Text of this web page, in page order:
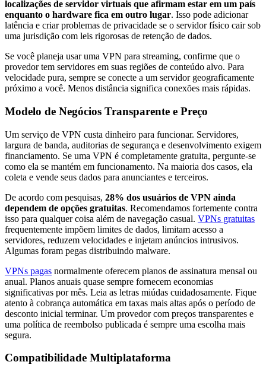
localizações de servidor virtuais que afirmam estar em um país
enquanto o hardware fica em outro lugar. Isso pode adicionar
latência e criar problemas de privacidade se o servidor físico cair sob
uma jurisdição com leis rigorosas de retenção de dados.
Se você planeja usar uma VPN para streaming, confirme que o
provedor tem servidores em suas regiões de conteúdo alvo. Para
velocidade pura, sempre se conecte a um servidor geograficamente
próximo a você. Menos distância significa conexões mais rápidas.
Modelo de Negócios Transparente e Preço
Um serviço de VPN custa dinheiro para funcionar. Servidores,
largura de banda, auditorias de segurança e desenvolvimento exigem
financiamento. Se uma VPN é completamente gratuita, pergunte-se
como ela se mantém em funcionamento. Na maioria dos casos, ela
coleta e vende seus dados para anunciantes e terceiros.
De acordo com pesquisas, 28% dos usuários de VPN ainda
dependem de opções gratuitas. Recomendamos fortemente contra
isso para qualquer coisa além de navegação casual. VPNs gratuitas
frequentemente impõem limites de dados, limitam acesso a
servidores, reduzem velocidades e injetam anúncios intrusivos.
Algumas foram pegas distribuindo malware.
VPNs pagas normalmente oferecem planos de assinatura mensal ou
anual. Planos anuais quase sempre fornecem economias
significativas por mês. Leia as letras miúdas cuidadosamente. Fique
atento à cobrança automática em taxas mais altas após o período de
desconto inicial terminar. Um provedor com preços transparentes e
uma política de reembolso publicada é sempre uma escolha mais
segura.
Compatibilidade Multiplataforma